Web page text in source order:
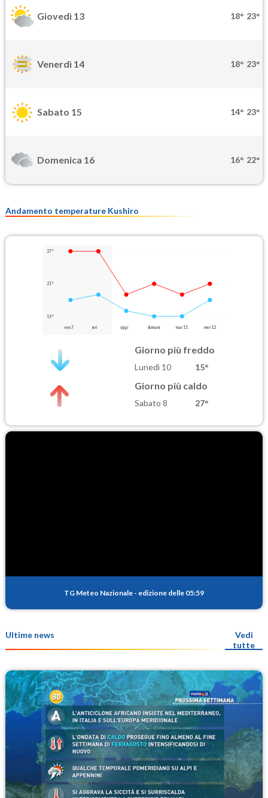
Giovedì 13 18° 23°
Venerdì 14 18° 23°
Sabato 15 14° 23°
Domenica 16 16° 22°
Andamento temperature Kushiro
27°
21°
15°
ven 7 ieri oggi domani mar 11 mer 12
Giorno più freddo
Lunedì 10 15°
Giorno più caldo
Sabato 8 27°
TG Meteo Nazionale - edizione delle 05:59
Ultime news
Vedi
tutte